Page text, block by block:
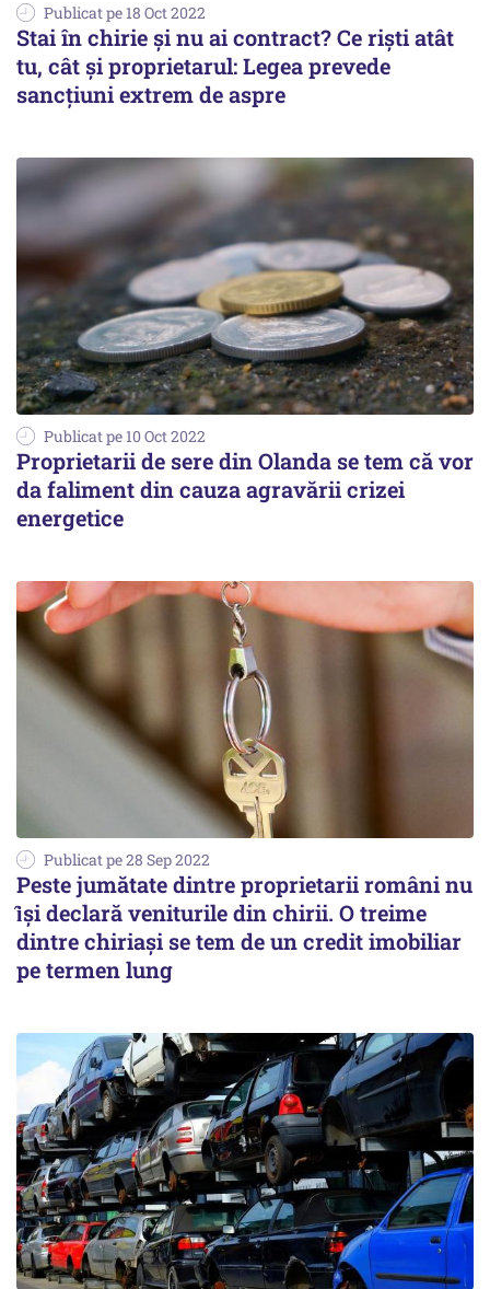
Publicat pe 18 Oct 2022
Stai în chirie şi nu ai contract? Ce rişti atât
tu, cât şi proprietarul: Legea prevede
sancţiuni extrem de aspre
Publicat pe 10 Oct 2022
Proprietarii de sere din Olanda se tem că vor
da faliment din cauza agravării crizei
energetice
Publicat pe 28 Sep 2022
Peste jumătate dintre proprietarii români nu
ȋși declară veniturile din chirii. O treime
dintre chiriași se tem de un credit imobiliar
pe termen lung